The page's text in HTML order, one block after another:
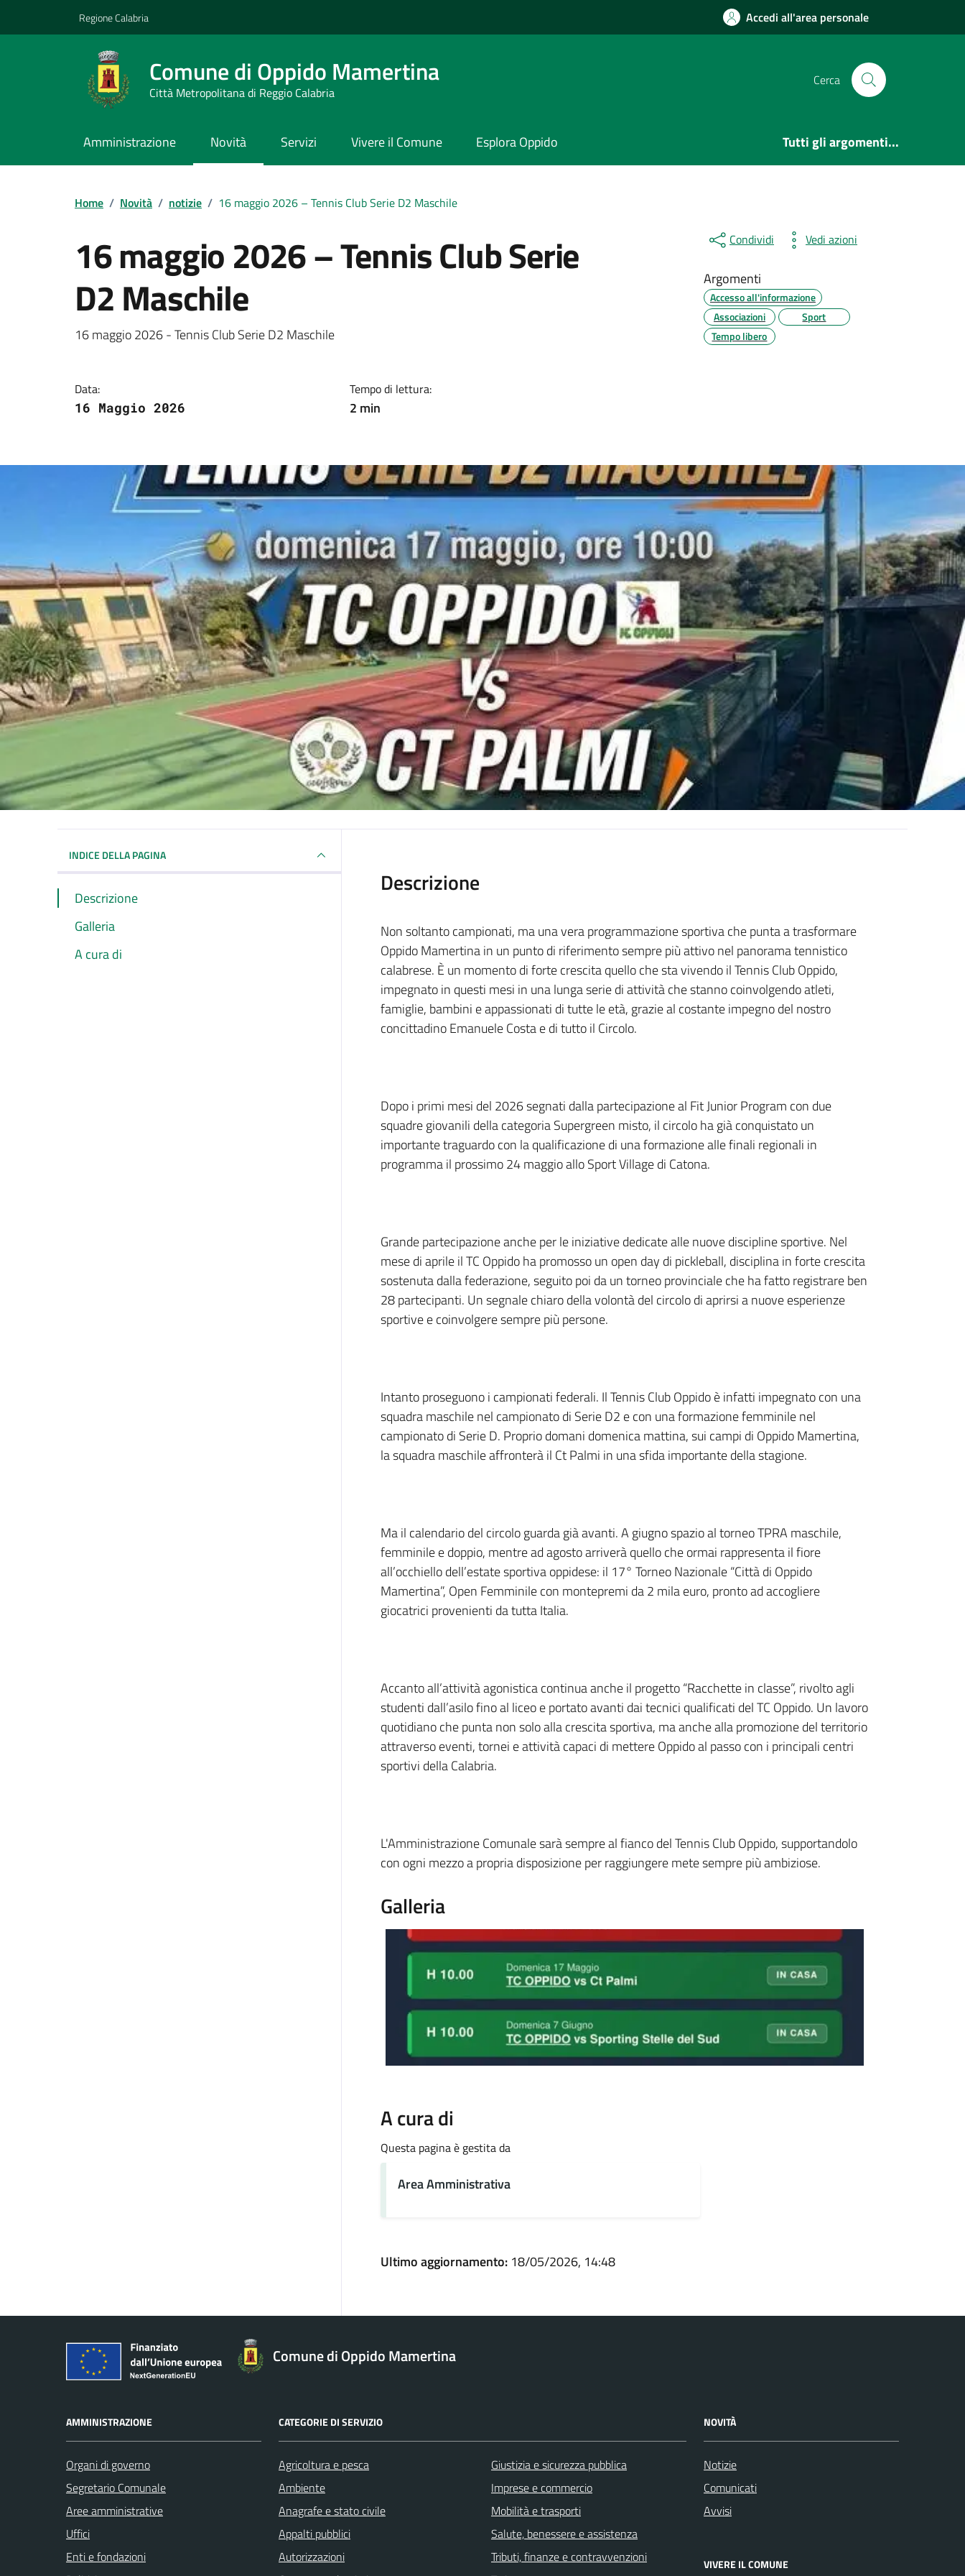
Regione Calabria Accedi all'area personale
Comune di Oppido Mamertina
Città Metropolitana di Reggio Calabria
Cerca
Amministrazione Novità Servizi Vivere il Comune Esplora Oppido Tutti gli argomenti...
Home / Novità / notizie / 16 maggio 2026 – Tennis Club Serie D2 Maschile
16 maggio 2026 – Tennis Club Serie
D2 Maschile
Dettagli della notizia
16 maggio 2026 - Tennis Club Serie D2 Maschile
Data:
16 Maggio 2026
Tempo di lettura:
2 min
Condividi Vedi azioni
Argomenti
Accesso all'informazione
Associazioni
Sport
Tempo libero
INDICE DELLA PAGINA
Descrizione
Galleria
A cura di
Descrizione
Non soltanto campionati, ma una vera programmazione sportiva che punta a trasformare
Oppido Mamertina in un punto di riferimento sempre più attivo nel panorama tennistico
calabrese. È un momento di forte crescita quello che sta vivendo il Tennis Club Oppido,
impegnato in questi mesi in una lunga serie di attività che stanno coinvolgendo atleti,
famiglie, bambini e appassionati di tutte le età, grazie al costante impegno del nostro
concittadino Emanuele Costa e di tutto il Circolo.
Dopo i primi mesi del 2026 segnati dalla partecipazione al Fit Junior Program con due
squadre giovanili della categoria Supergreen misto, il circolo ha già conquistato un
importante traguardo con la qualificazione di una formazione alle finali regionali in
programma il prossimo 24 maggio allo Sport Village di Catona.
Grande partecipazione anche per le iniziative dedicate alle nuove discipline sportive. Nel
mese di aprile il TC Oppido ha promosso un open day di pickleball, disciplina in forte crescita
sostenuta dalla federazione, seguito poi da un torneo provinciale che ha fatto registrare ben
28 partecipanti. Un segnale chiaro della volontà del circolo di aprirsi a nuove esperienze
sportive e coinvolgere sempre più persone.
Intanto proseguono i campionati federali. Il Tennis Club Oppido è infatti impegnato con una
squadra maschile nel campionato di Serie D2 e con una formazione femminile nel
campionato di Serie D. Proprio domani domenica mattina, sui campi di Oppido Mamertina,
la squadra maschile affronterà il Ct Palmi in una sfida importante della stagione.
Ma il calendario del circolo guarda già avanti. A giugno spazio al torneo TPRA maschile,
femminile e doppio, mentre ad agosto arriverà quello che ormai rappresenta il fiore
all’occhiello dell’estate sportiva oppidese: il 17° Torneo Nazionale “Città di Oppido
Mamertina”, Open Femminile con montepremi da 2 mila euro, pronto ad accogliere
giocatrici provenienti da tutta Italia.
Accanto all’attività agonistica continua anche il progetto “Racchette in classe”, rivolto agli
studenti dall’asilo fino al liceo e portato avanti dai tecnici qualificati del TC Oppido. Un lavoro
quotidiano che punta non solo alla crescita sportiva, ma anche alla promozione del territorio
attraverso eventi, tornei e attività capaci di mettere Oppido al passo con i principali centri
sportivi della Calabria.
L'Amministrazione Comunale sarà sempre al fianco del Tennis Club Oppido, supportandolo
con ogni mezzo a propria disposizione per raggiungere mete sempre più ambiziose.
Galleria
A cura di
Questa pagina è gestita da
Area Amministrativa
Ultimo aggiornamento: 18/05/2026, 14:48
Comune di Oppido Mamertina
AMMINISTRAZIONE
Organi di governo
Segretario Comunale
Aree amministrative
Uffici
Enti e fondazioni
CATEGORIE DI SERVIZIO
Agricoltura e pesca
Ambiente
Anagrafe e stato civile
Appalti pubblici
Autorizzazioni
Giustizia e sicurezza pubblica
Imprese e commercio
Mobilità e trasporti
Salute, benessere e assistenza
Tributi, finanze e contravvenzioni
NOVITÀ
Notizie
Comunicati
Avvisi
VIVERE IL COMUNE